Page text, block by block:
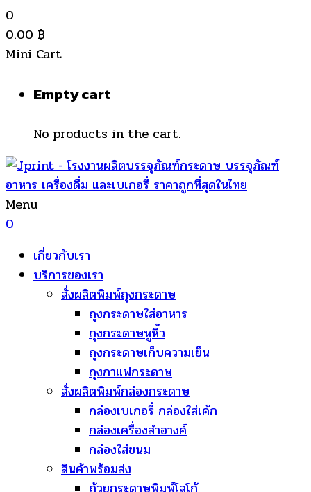
0
0.00 ฿
Mini Cart
Empty cart
No products in the cart.
Menu
0
เกี่ยวกับเรา
บริการของเรา
สั่งผลิตพิมพ์ถุงกระดาษ
ถุงกระดาษใส่อาหาร
ถุงกระดาษหูหิ้ว
ถุงกระดาษเก็บความเย็น
ถุงกาแฟกระดาษ
สั่งผลิตพิมพ์กล่องกระดาษ
กล่องเบเกอรี่ กล่องใส่เค้ก
กล่องเครื่องสำอางค์
กล่องใส่ขนม
สินค้าพร้อมส่ง